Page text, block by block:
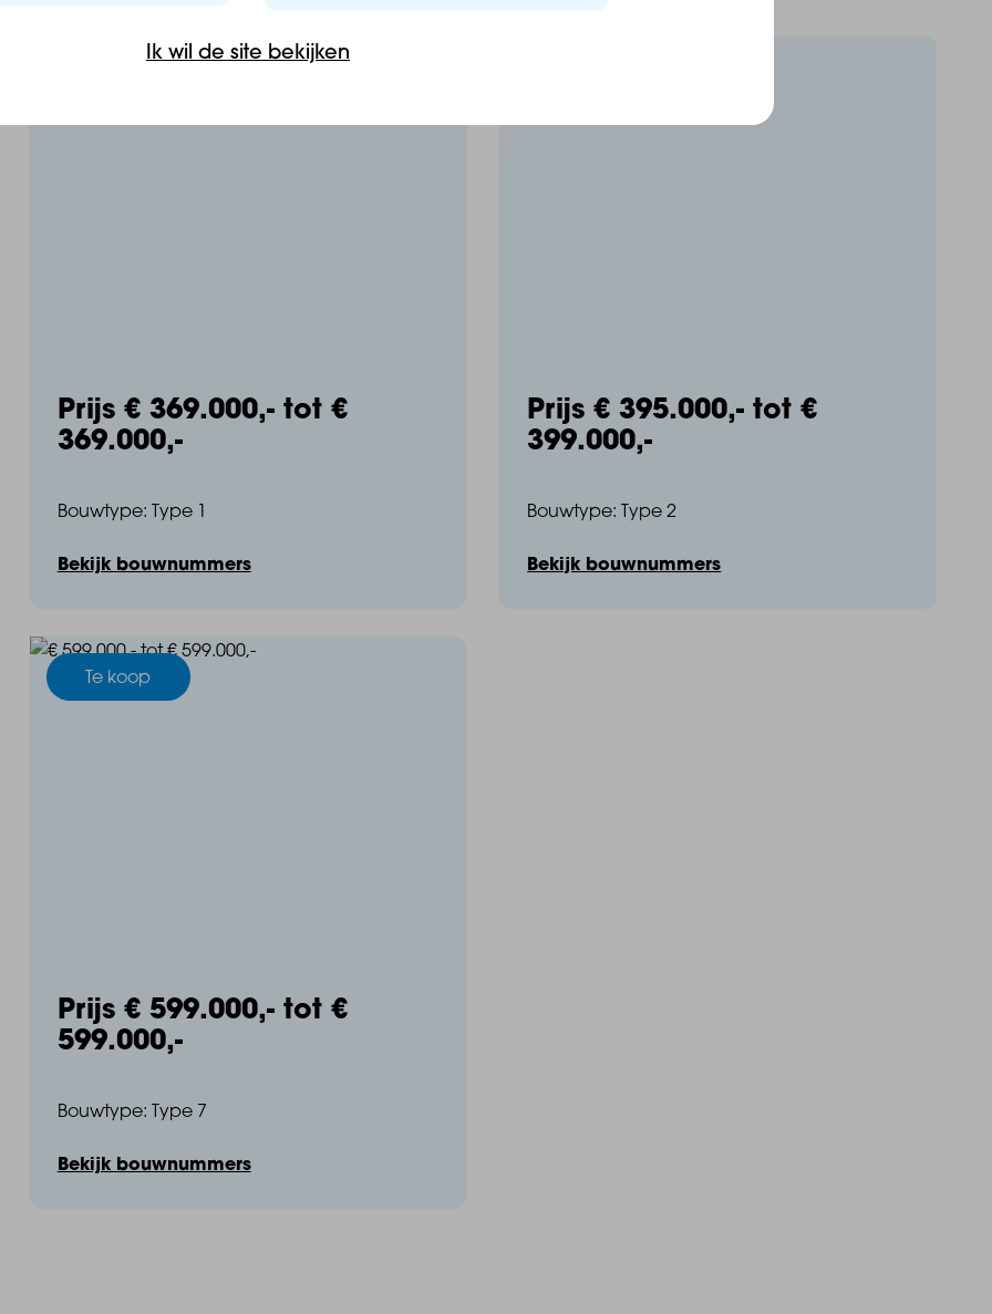
Prijs € 369.000,- tot €
369.000,-
Bouwtype: Type 1
Bekijk bouwnummers
Prijs € 395.000,- tot €
399.000,-
Bouwtype: Type 2
Bekijk bouwnummers
Te koop
Prijs € 599.000,- tot €
599.000,-
Bouwtype: Type 7
Bekijk bouwnummers
Ik wil de site bekijken